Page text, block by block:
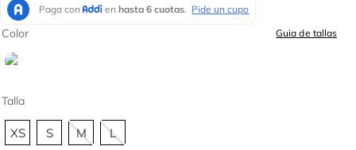
Talla
XS S M L
Color Guia de tallas